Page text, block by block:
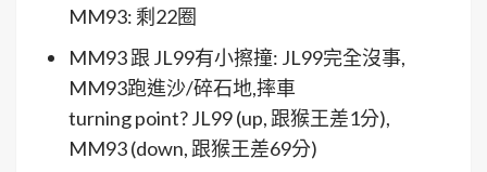
MM93: 剩22圈
MM93 跟 JL99有小擦撞: JL99完全沒事,
MM93跑進沙/碎石地,摔車
turning point? JL99 (up, 跟猴王差1分),
MM93 (down, 跟猴王差69分)